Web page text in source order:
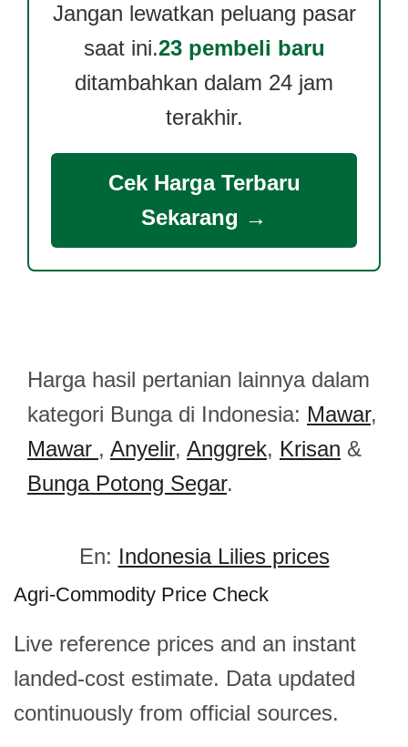
Jangan lewatkan peluang pasar
saat ini.23 pembeli baru
ditambahkan dalam 24 jam
terakhir.
Cek Harga Terbaru
Sekarang →
Harga hasil pertanian lainnya dalam
kategori Bunga di Indonesia: Mawar,
Mawar , Anyelir, Anggrek, Krisan &
Bunga Potong Segar.
En: Indonesia Lilies prices
Agri-Commodity Price Check
Live reference prices and an instant
landed-cost estimate. Data updated
continuously from official sources.